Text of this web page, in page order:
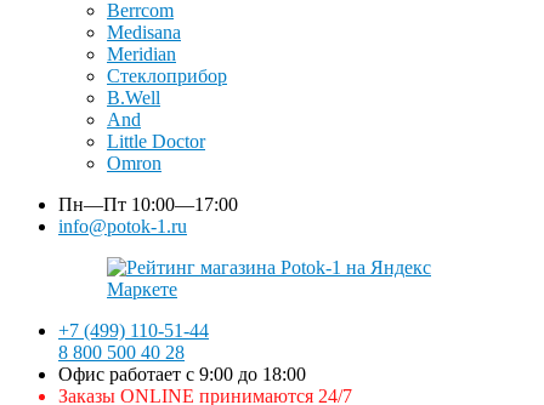
Berrcom
Medisana
Meridian
Стеклоприбор
B.Well
And
Little Doctor
Omron
Пн—Пт 10:00—17:00
info@potok-1.ru
+7 (499) 110-51-44
8 800 500 40 28
Офис работает с 9:00 до 18:00
Заказы ONLINE принимаются 24/7